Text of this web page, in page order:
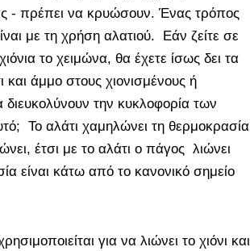
- πρέπει να κρυώσουν. Ένας τρόπος
με τη χρήση αλατιού. Εάν ζείτε σε
το χειμώνα, θα έχετε ίσως δει τα
άμμο στους χιονισμένους ή
την κυκλοφορία των
Το αλάτι χαμηλώνει τη θερμοκρασία
έτσι με το αλάτι ο πάγος λιώνει
είναι κάτω από το κανονικό σημείο
για να λιώνει το χιόνι και